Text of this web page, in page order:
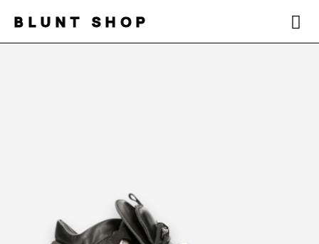
BLUNT SHOP